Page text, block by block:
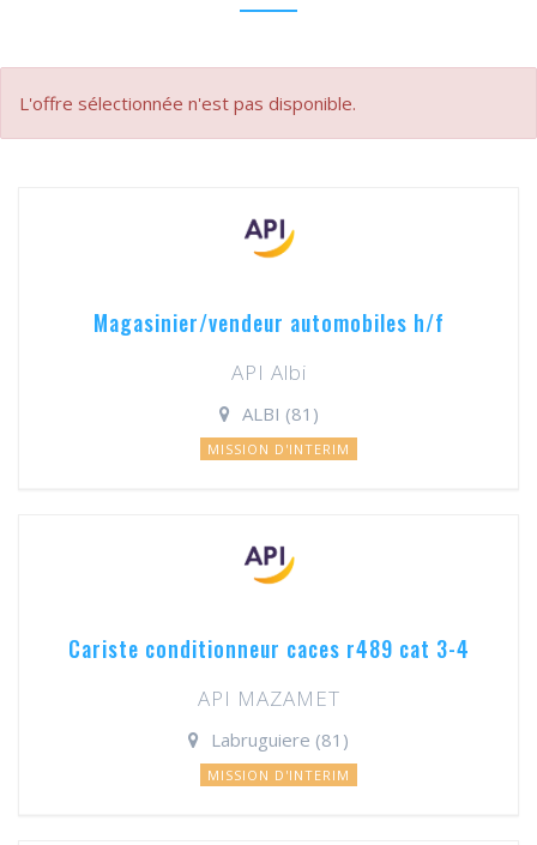
L'offre sélectionnée n'est pas disponible.
Magasinier/vendeur automobiles h/f
API Albi
ALBI (81)
MISSION D'INTERIM
Cariste conditionneur caces r489 cat 3-4
API MAZAMET
Labruguiere (81)
MISSION D'INTERIM